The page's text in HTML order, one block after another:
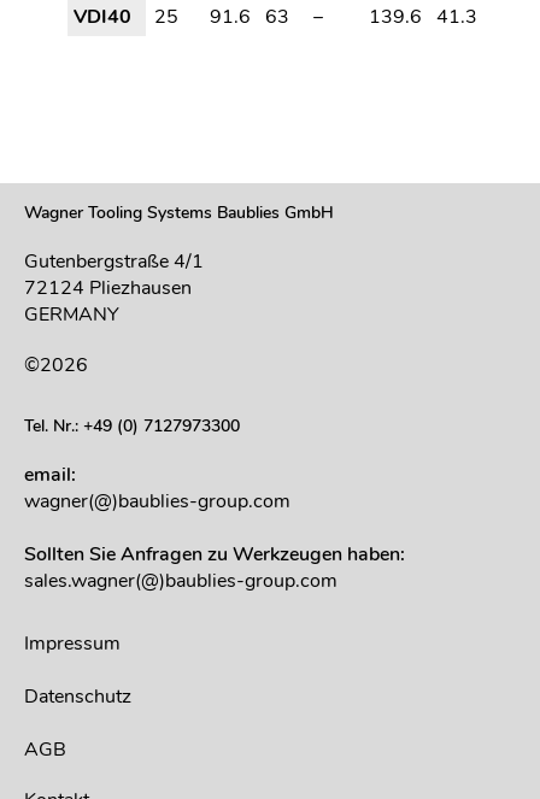
VDI40
25 91.6 63 – 139.6 41.3
Wagner Tooling Systems Baublies GmbH
Gutenbergstraße 4/1
72124 Pliezhausen
GERMANY
©2026
Tel. Nr.: +49 (0) 7127973300
email:
wagner(@)baublies-group.com
Sollten Sie Anfragen zu Werkzeugen haben:
sales.wagner(@)baublies-group.com
Impressum
Datenschutz
AGB